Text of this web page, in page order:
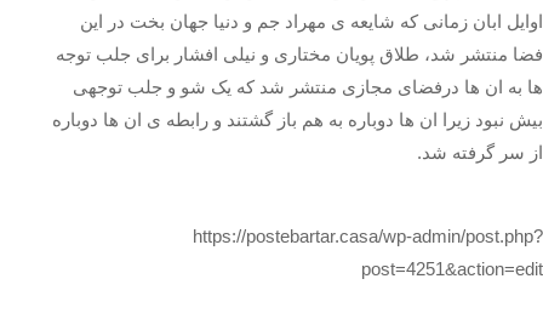
اوایل ابان زمانی که شایعه ی مهراد جم و دنیا جهان بخت در این
فضا منتشر شد، طلاق پویان مختاری و نیلی افشار برای جلب توجه
ها به ان ها درفضای مجازی منتشر شد که یک شو و جلب توجهی
بیش نبود زیرا ان ها دوباره به هم باز گشتند و رابطه ی ان ها دوباره
از سر گرفته شد.
https://postebartar.casa/wp-admin/post.php?
post=4251&action=edit